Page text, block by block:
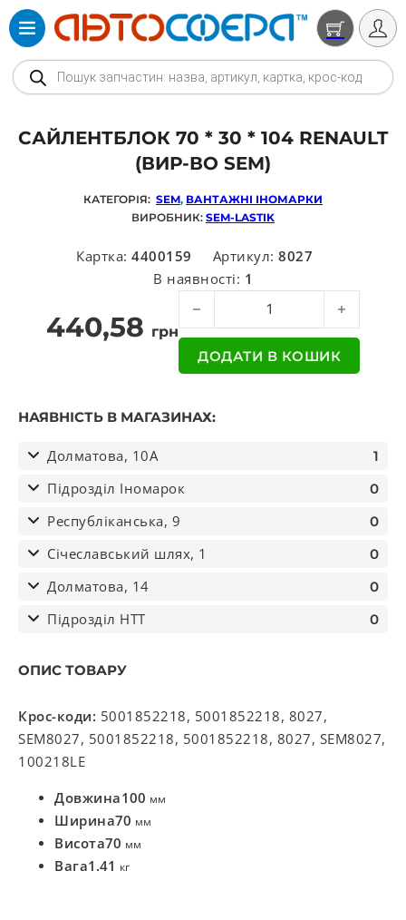
Products search
САЙЛЕНТБЛОК 70 * 30 * 104 RENAULT
(ВИР-ВО SEM)
КАТЕГОРІЯ: SEM, ВАНТАЖНІ ІНОМАРКИ
ВИРОБНИК: SEM-LASTIK
Картка:4400159 Артикул:8027
В наявності: 1
440,58 грн
Сайлентблок 70 * 30 * 104
ДОДАТИ В КОШИК
НАЯВНІСТЬ В МАГАЗИНАХ:
Долматова, 10А 1
Підрозділ Іномарок 0
Республіканська, 9 0
Січеславський шлях, 1 0
Долматова, 14 0
Підрозділ НТТ 0
ОПИС ТОВАРУ
Крос-коди: 5001852218, 5001852218, 8027,
SEM8027, 5001852218, 5001852218, 8027, SEM8027,
100218LE
Довжина100 мм
Ширина70 мм
Висота70 мм
Вага1.41 кг